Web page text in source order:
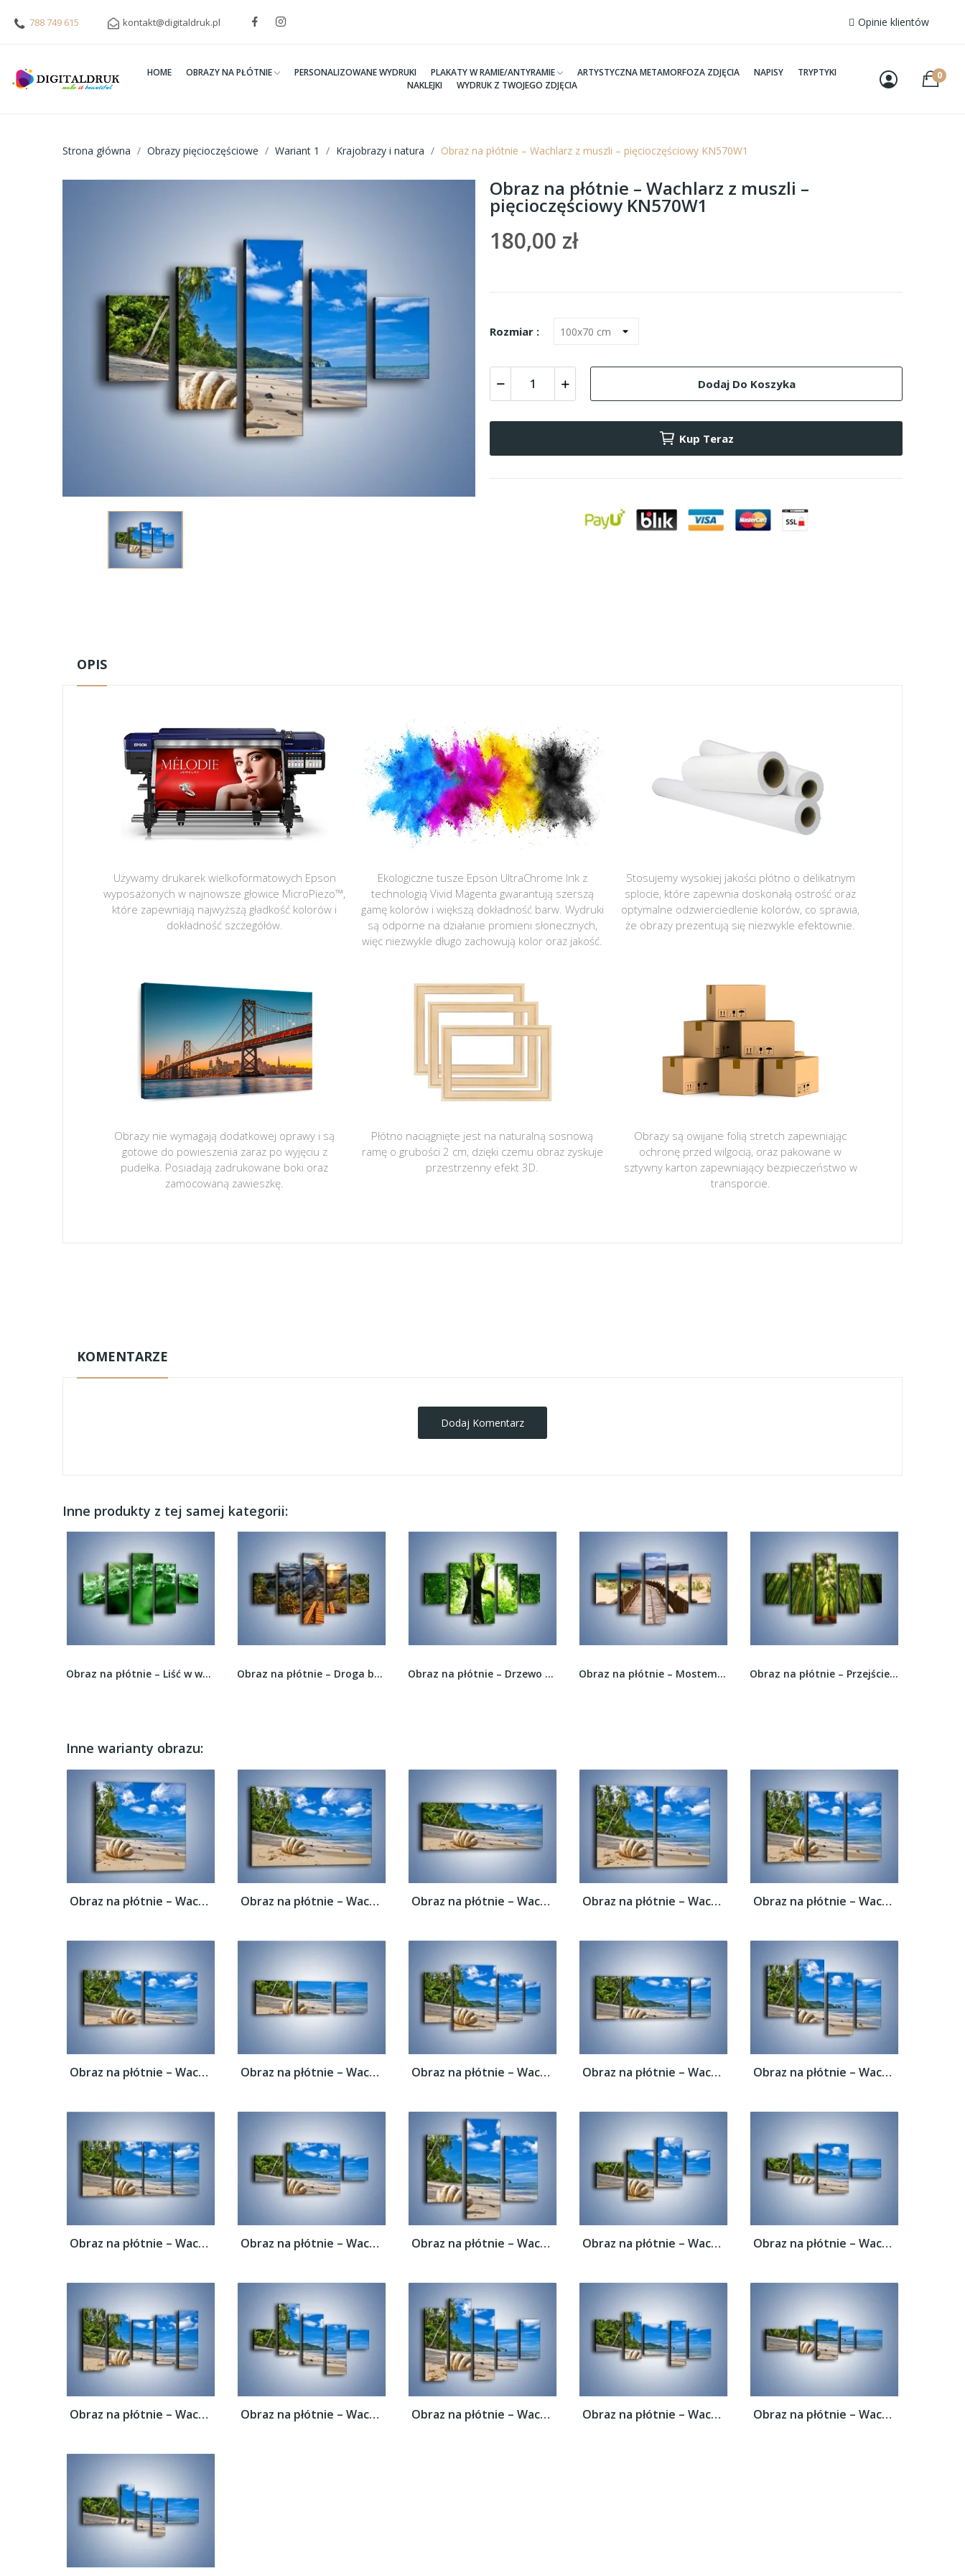
788 749 615 kontakt@digitaldruk.pl Opinie klientów
HOME OBRAZY NA PŁÓTNIE PERSONALIZOWANE WYDRUKI PLAKATY W RAMIE/ANTYRAMIE ARTYSTYCZNA METAMORFOZA ZDJĘCIA NAPISY
TRYPTYKI
NAKLEJKI
WYDRUK Z TWOJEGO ZDJĘCIA
0
Strona główna Obrazy pięcioczęściowe Wariant 1 Krajobrazy i natura Obraz na płótnie – Wachlarz z muszli – pięcioczęściowy KN570W1
Obraz na płótnie – Wachlarz z muszli –
pięcioczęściowy KN570W1
180,00 zł
Rozmiar :
Dodaj Do Koszyka
Kup Teraz
OPIS
Używamy drukarek wielkoformatowych Epson
wyposażonych w najnowsze głowice MicroPiezo™,
które zapewniają najwyższą gładkość kolorów i
dokładność szczegółów.
Ekologiczne tusze Epson UltraChrome Ink z
technologią Vivid Magenta gwarantują szerszą
gamę kolorów i większą dokładność barw. Wydruki
są odporne na działanie promieni słonecznych,
więc niezwykle długo zachowują kolor oraz jakość.
Stosujemy wysokiej jakości płótno o delikatnym
splocie, które zapewnia doskonałą ostrość oraz
optymalne odzwierciedlenie kolorów, co sprawia,
że obrazy prezentują się niezwykle efektownie.
Obrazy nie wymagają dodatkowej oprawy i są
gotowe do powieszenia zaraz po wyjęciu z
pudełka. Posiadają zadrukowane boki oraz
zamocowaną zawieszkę.
Płótno naciągnięte jest na naturalną sosnową
ramę o grubości 2 cm, dzięki czemu obraz zyskuje
przestrzenny efekt 3D.
Obrazy są owijane folią stretch zapewniając
ochronę przed wilgocią, oraz pakowane w
sztywny karton zapewniający bezpieczeństwo w
transporcie.
KOMENTARZE
Dodaj Komentarz
Inne produkty z tej samej kategorii:
Obraz na płótnie – Liść w wodnym stroju –... Obraz na płótnie – Droga bez wylotu –... Obraz na płótnie – Drzewo bardzo wysokie –... Obraz na płótnie – Mostem między wydmami –... Obraz na płótnie – Przejście pomiędzy drzewami...
Inne warianty obrazu:
Obraz na płótnie – Wachlarz z muszli –... Obraz na płótnie – Wachlarz z muszli –... Obraz na płótnie – Wachlarz z muszli –... Obraz na płótnie – Wachlarz z muszli –... Obraz na płótnie – Wachlarz z muszli –...
Obraz na płótnie – Wachlarz z muszli –... Obraz na płótnie – Wachlarz z muszli –... Obraz na płótnie – Wachlarz z muszli –... Obraz na płótnie – Wachlarz z muszli –... Obraz na płótnie – Wachlarz z muszli –...
Obraz na płótnie – Wachlarz z muszli –... Obraz na płótnie – Wachlarz z muszli –... Obraz na płótnie – Wachlarz z muszli –... Obraz na płótnie – Wachlarz z muszli –... Obraz na płótnie – Wachlarz z muszli –...
Obraz na płótnie – Wachlarz z muszli –... Obraz na płótnie – Wachlarz z muszli –... Obraz na płótnie – Wachlarz z muszli –... Obraz na płótnie – Wachlarz z muszli –... Obraz na płótnie – Wachlarz z muszli –...